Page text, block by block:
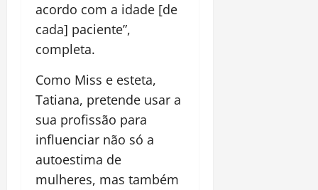
acordo com a idade [de
cada] paciente”,
completa.
Como Miss e esteta,
Tatiana, pretende usar a
sua profissão para
influenciar não só a
autoestima de
mulheres, mas também